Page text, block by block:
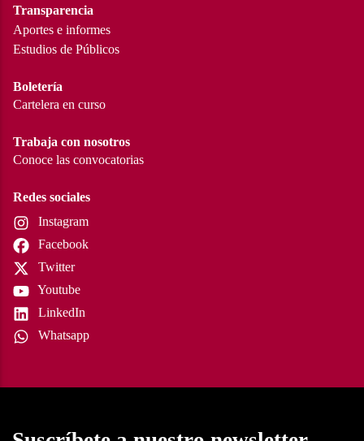
Transparencia
Aportes e informes
Estudios de Públicos
Boletería
Cartelera en curso
Trabaja con nosotros
Conoce las convocatorias
Redes sociales
Instagram
Facebook
Twitter
Youtube
LinkedIn
Whatsapp